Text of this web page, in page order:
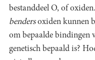
bestanddeel O, of
bendersoxiden kunnen
om bepaalde bindingen
genetisch bepaald is?